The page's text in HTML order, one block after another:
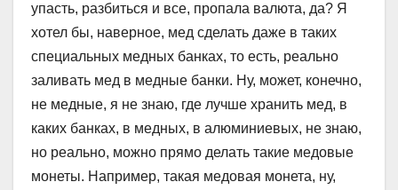
упасть, разбиться и все, пропала валюта, да? Я
хотел бы, наверное, мед сделать даже в таких
специальных медных банках, то есть, реально
заливать мед в медные банки. Ну, может, конечно,
не медные, я не знаю, где лучше хранить мед, в
каких банках, в медных, в алюминиевых, не знаю,
но реально, можно прямо делать такие медовые
монеты. Например, такая медовая монета, ну,